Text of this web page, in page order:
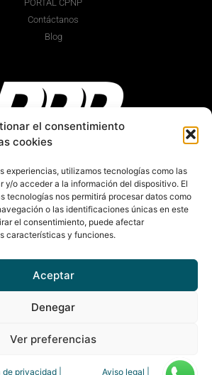
el consentimiento
cookies
experiencias, utilizamos tecnologías como las
y/o acceder a la información del dispositivo. El
tecnologías nos permitirá procesar datos como
o las identificaciones únicas en este
el consentimiento, puede afectar
características y funciones.
Aceptar
Denegar
Ver preferencias
privacidad | Aviso legal |
PORTAL CPNP
Contáctanos
Blog
Made in Spain
+34 611 56 00 55